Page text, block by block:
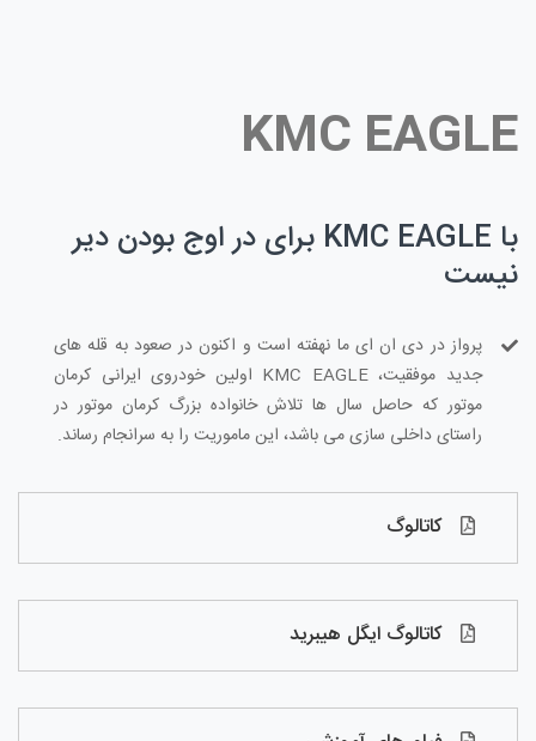
KMC EAGLE
با KMC EAGLE برای در اوج بودن دیر
نیست
پرواز در دی ان ای ما نهفته است و اکنون در صعود به قله های
جدید موفقیت، KMC EAGLE اولین خودروی ایرانی کرمان
موتور که حاصل سال ها تلاش خانواده بزرگ کرمان موتور در
راستای داخلی سازی می باشد، این ماموریت را به سرانجام رساند.
کاتالوگ
کاتالوگ ایگل هیبرید